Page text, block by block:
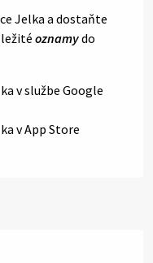
Jelka a dostaňte
oznamydo